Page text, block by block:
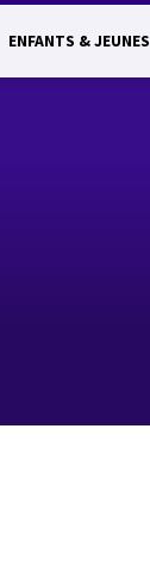
ENFANTS & JEUNES